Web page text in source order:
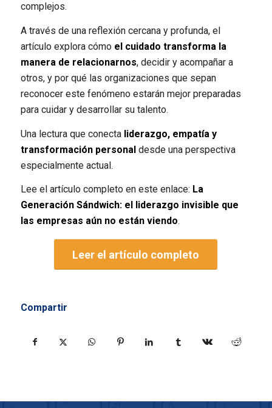
complejos.
A través de una reflexión cercana y profunda, el
artículo explora cómo el cuidado transforma la
manera de relacionarnos, decidir y acompañar a
otros, y por qué las organizaciones que sepan
reconocer este fenómeno estarán mejor preparadas
para cuidar y desarrollar su talento.
Una lectura que conecta liderazgo, empatía y
transformación personaldesde una perspectiva
especialmente actual.
Lee el artículo completo en este enlace: La
Generación Sándwich: el liderazgo invisible que
las empresas aún no están viendo.
Leer el artículo completo
Compartir